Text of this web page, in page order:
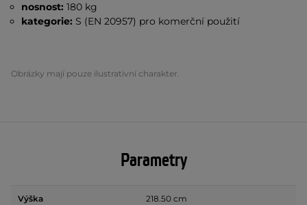
nosnost: 180 kg
kategorie: S (EN 20957) pro komerční použití
Obrázky mají pouze ilustrativní charakter.
Parametry
Výška 218.50 cm